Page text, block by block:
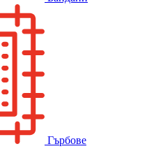
Гърбове